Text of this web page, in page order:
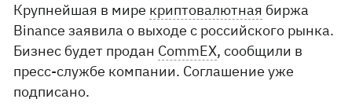
Крупнейшая в мире криптовалютная биржа
Binance заявила о выходе с российского рынка.
Бизнес будет продан CommEX, сообщили в
пресс-службе компании. Соглашение уже
подписано.